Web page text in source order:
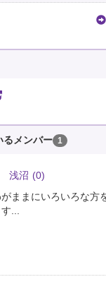
るメンバー 1
浅沼 (0)
ままにいろいろな方
...